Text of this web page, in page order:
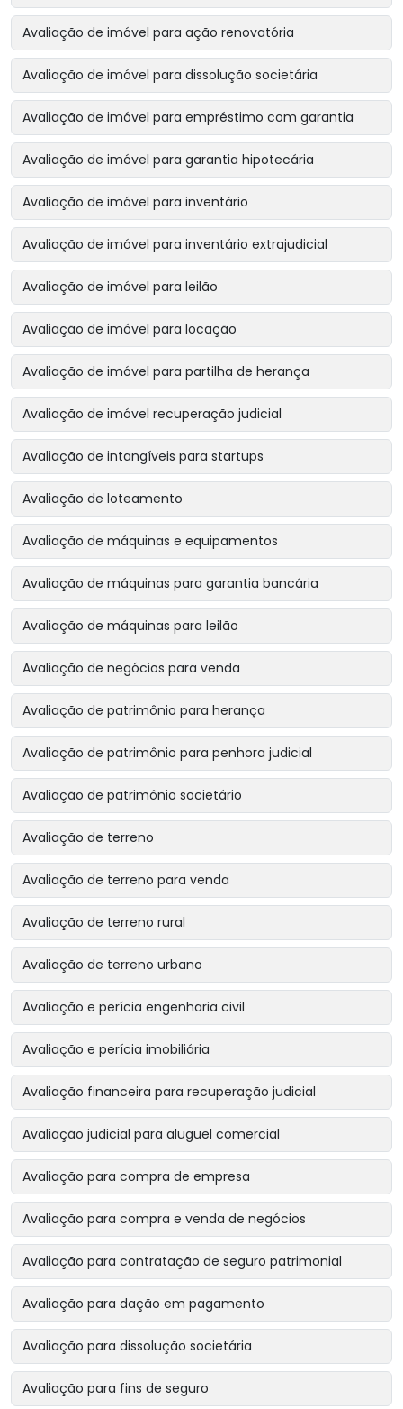
Avaliação de imóvel para ação renovatória
Avaliação de imóvel para dissolução societária
Avaliação de imóvel para empréstimo com garantia
Avaliação de imóvel para garantia hipotecária
Avaliação de imóvel para inventário
Avaliação de imóvel para inventário extrajudicial
Avaliação de imóvel para leilão
Avaliação de imóvel para locação
Avaliação de imóvel para partilha de herança
Avaliação de imóvel recuperação judicial
Avaliação de intangíveis para startups
Avaliação de loteamento
Avaliação de máquinas e equipamentos
Avaliação de máquinas para garantia bancária
Avaliação de máquinas para leilão
Avaliação de negócios para venda
Avaliação de patrimônio para herança
Avaliação de patrimônio para penhora judicial
Avaliação de patrimônio societário
Avaliação de terreno
Avaliação de terreno para venda
Avaliação de terreno rural
Avaliação de terreno urbano
Avaliação e perícia engenharia civil
Avaliação e perícia imobiliária
Avaliação financeira para recuperação judicial
Avaliação judicial para aluguel comercial
Avaliação para compra de empresa
Avaliação para compra e venda de negócios
Avaliação para contratação de seguro patrimonial
Avaliação para dação em pagamento
Avaliação para dissolução societária
Avaliação para fins de seguro